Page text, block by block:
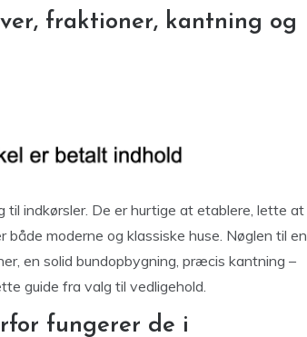
fraktioner, kantning og
indkørsler. De er hurtige at etablere, lette at
moderne og klassiske huse. Nøglen til en
en solid bundopbygning, præcis kantning –
guide fra valg til vedligehold.
fungerer de i